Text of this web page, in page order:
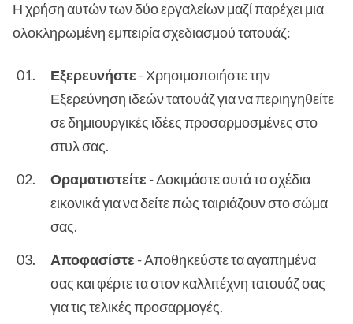
Η χρήση αυτών των δύο εργαλείων μαζί παρέχει μια
ολοκληρωμένη εμπειρία σχεδιασμού τατουάζ:
Εξερευνήστε - Χρησιμοποιήστε την
Εξερεύνηση ιδεών τατουάζ για να περιηγηθείτε
σε δημιουργικές ιδέες προσαρμοσμένες στο
στυλ σας.
Οραματιστείτε - Δοκιμάστε αυτά τα σχέδια
εικονικά για να δείτε πώς ταιριάζουν στο σώμα
σας.
Αποφασίστε - Αποθηκεύστε τα αγαπημένα
σας και φέρτε τα στον καλλιτέχνη τατουάζ σας
για τις τελικές προσαρμογές.